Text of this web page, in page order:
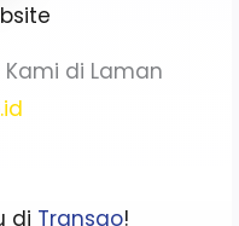
di Laman
di Transgo!